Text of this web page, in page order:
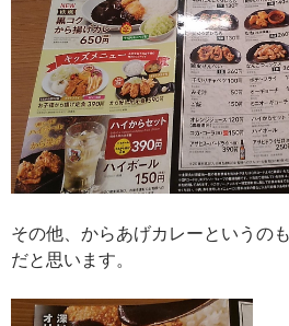
その他、からあげカレーというの
だと思います。